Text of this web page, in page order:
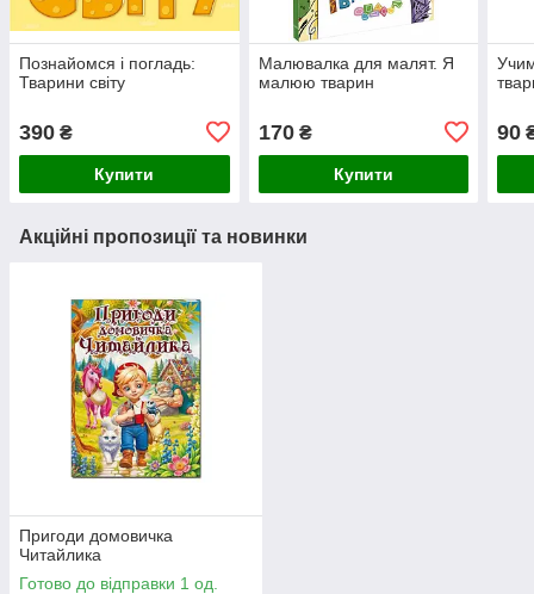
Познайомся і погладь:
Тварини світу
390 ₴
Купити
Малювалка для малят. Я
малюю тварин
170₴
Купити
90
Акційні пропозиції та новинки
Пригоди домовичка
Читайлика
Готово до відправки 1 од.